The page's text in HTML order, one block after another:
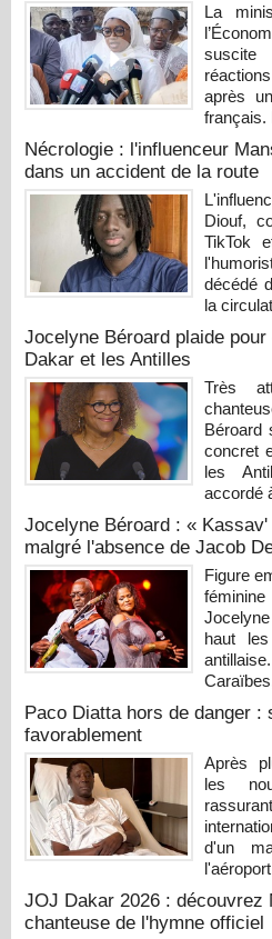
La
suscite
après
français.
Nécrologie : l'influenceur
dans un accident de la route
Diouf,
TikTok
décédé
la
Jocelyne Béroard plaide
Dakar et les Antilles
Très
Béroard
concret
les
accordé
Jocelyne Béroard : «
malgré l'absence de Jacob
Figure
haut
Paco Diatta hors de danger :
favorablement
Après
les
d'un
JOJ Dakar 2026 : découvrez
chanteuse de l'hymne officiel